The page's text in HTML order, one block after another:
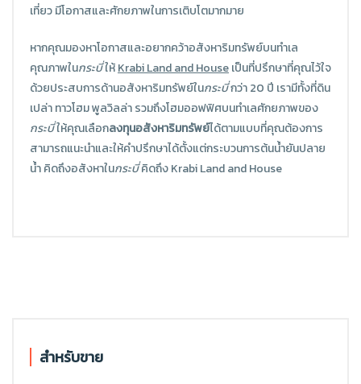
เที่ยว มีโอกาสและศักยภาพในการเติบโตมากมาย
หากคุณมองหาโอกาสและอยากคว้าอสังหาริมทรัพย์บนทำเล
คุณภาพในกระบี่ให้Krabi Land and Houseเป็นที่ปรึกษาที่คุณไว้ใจ
ด้วยประสบการด้านอสังหาริมทรัพย์ในกระบี่กว่า 20 ปี เรามีทั้งที่ดิน
เปล่า ทาวโฮม พูลวิลล่า รวมถึงโฮมออฟฟิศบนทำเลศักยภาพของ
กระบี่ให้คุณเลือกลงทุนอสังหาริมทรัพย์ได้ตามแบบที่คุณต้องการ
สามารถแนะนำและให้คำปรึกษาได้ตั้งแต่กระบวนการต้นน้ำยันปลาย
น้ำ คิดถึงอสังหาในกระบี่คิดถึง Krabi Land and House
สำหรับขาย